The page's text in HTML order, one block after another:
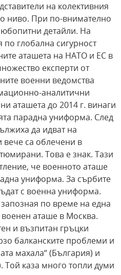
на колективния
ниво. При по-внимателно
детайли. На
глобална сигурност
аташета на НАТО и ЕС в
експерти от
военни ведомства
аналитични
аташета до 2014 г. винаги
парадна униформа. След
да идват на
вече са облечени в
Това е знак. Тази
че военното аташе
униформа. За сърбите
с военна униформа.
по време на една
военен аташе в Москва.
и възпитан гръцки
балканските проблеми и
махала“ (България) и
Той каза много топли думи